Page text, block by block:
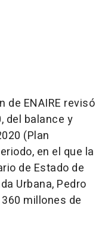
de ENAIRE revisó
del balance y
(Plan
en el que la
de Estado de
Urbana, Pedro
millones de